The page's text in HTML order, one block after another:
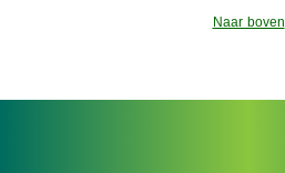
Naar boven